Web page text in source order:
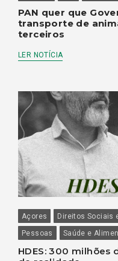
PAN quer que
transporte de
terceiros
LER NOTÍCIA
Açores Direitos Sociais
Pessoas
Saúde e
HDES: 300 milhões